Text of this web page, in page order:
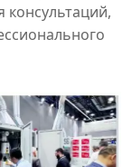
консультаций,